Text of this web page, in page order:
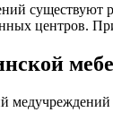
существуют
центров.